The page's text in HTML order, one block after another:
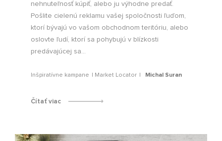
nehnuteľnosť kúpiť, alebo ju výhodne predať.
Pošlite cielenú reklamu vašej spoločnosti ľuďom,
ktorí bývajú vo vašom obchodnom teritóriu, alebo
oslovte ľudí, ktorí sa pohybujú v blízkosti
predávajúcej sa...
Inšpiratívne kampane Market Locator Michal Suran
Čítať viac